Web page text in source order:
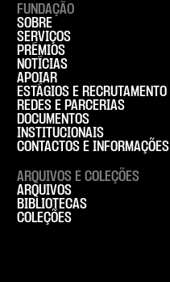
FUNDAÇÃO
SOBRE
SERVIÇOS
PRÉMIOS
NOTÍCIAS
APOIAR
ESTÁGIOS E RECRUTAMENTO
REDES E PARCERIAS
DOCUMENTOS
INSTITUCIONAIS
CONTACTOS E INFORMAÇÕES
ARQUIVOS E COLEÇÕES
ARQUIVOS
BIBLIOTECAS
COLEÇÕES